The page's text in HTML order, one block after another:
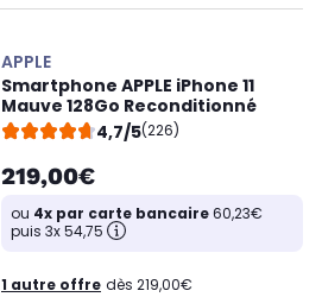
APPLE
Smartphone APPLE iPhone 11
Mauve 128Go Reconditionné
4,7/5(226)
219,00€
ou 4x par carte bancaire60,23€
puis 3x 54,75
1 autre offre dès 219,00€